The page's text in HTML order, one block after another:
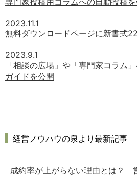
2023.11.1
無料ダウンロードページに新書式
2023.9.1
「相談の広場」や「専門家コラム
ガイドを公開
経営ノウハウの泉より最新記事
成約率が上がらない理由とは？